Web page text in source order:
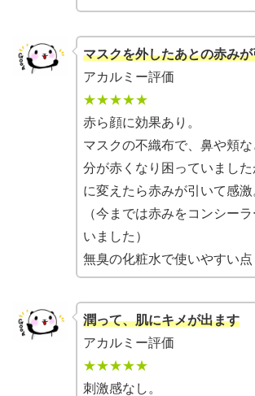
マスクを外したあとの赤み
アカルミー評価
★★★★★
赤ら顔に効果あり。
マスクの不織布で、鼻や頬
分が赤くなり困っていまし
に変えたら赤みが引いて感激
（今までは赤みをコンシー
いました）
無臭の化粧水で使いやすい点
潤って、肌にキメが出ます
アカルミー評価
★★★★★
刺激感なし。